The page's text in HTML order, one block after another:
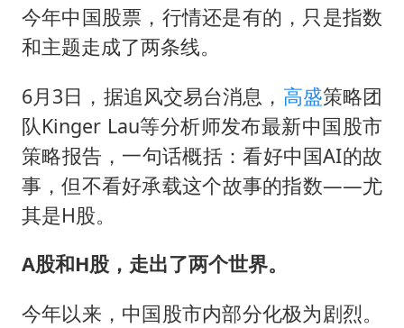
“China Cool”成海外热词
房主任回应争议
宇树科技王兴兴身家有望超200亿元
中国养老床位“三连降”
哪吒汽车南宁工厂设备降价20%拍卖
今年中国股票，行情还是有的，只是指数
和主题走成了两条线。
6月3日，据追风交易台消息， 高盛策略团
队Kinger Lau等分析师发布最新中国股市
策略报告，一句话概括：看好中国AI的故
事，但不看好承载这个故事的指数——尤
其是H股。
A股和H股，走出了两个世界。
今年以来，中国股市内部分化极为剧烈。